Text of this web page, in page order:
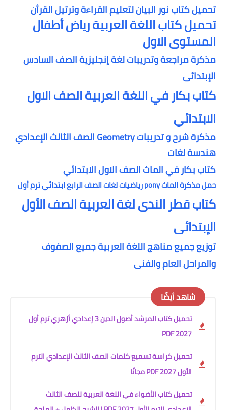
تحميل كتاب نور البيان لتعليم القراءة وترتيل القرأن
تحميل كتاب اللغة العربية رياض أطفال
المستوى الاول
مذكرة مراجعة وتدريبات لغة إنجليزية الصف السادس
الإبتدائى
كتاب بكار في اللغة العربية الصف الاول
الابتدائي
مذكرة شرح و تدريبات Geometry الصف الثالث الإعدادي
هندسة لغات
كتاب بكار في الماث الصف الاول الابتدائي
حمل مذكرة الماث pony رياضيات لغات الصف الرابع ابتدائي ترم أول
كتاب قطر الندى لغة العربية الصف الأول
الإبتدائى
توزيع جميع مناهج اللغة العربية جميع الصفوف
والمراحل العام والفنى
شاهد أيضًا
تحميل كتاب المرشد أصول الدين 3 إعدادي أزهري ترم أول
2027 PDF
تحميل كراسة تسميع كلمات الصف الثالث الإعدادي الترم
الأول 2027 PDF مجانًا
تحميل كتاب الأضواء في اللغة العربية للصف الثالث